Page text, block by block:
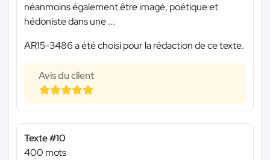
néanmoins également être imagé, poétique et
hédoniste dans une ...
AR15-3486 a été choisi pour la rédaction de ce texte.
Avis du client
Texte #10
400 mots